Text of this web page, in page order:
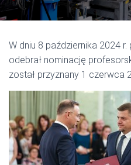
W dniu 8 października 2024
odebrał nominację
został przyznany 1 czerwca